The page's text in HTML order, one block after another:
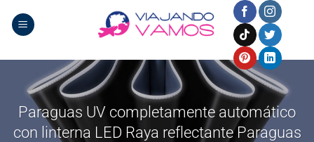
Paraguas UV completamente automático
con linterna LED Raya reflectante Paraguas